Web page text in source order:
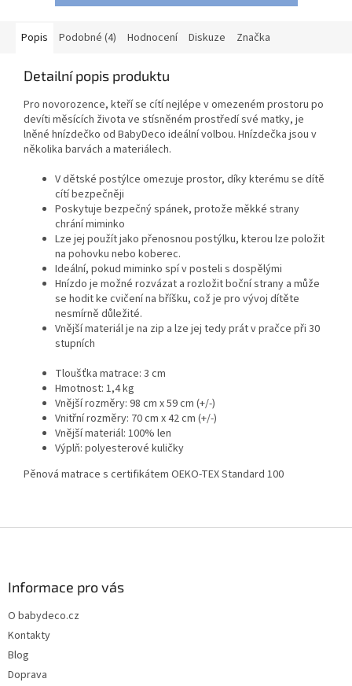
Popis Podobné (4) Hodnocení Diskuze Značka
Detailní popis produktu
Pro novorozence, kteří se cítí nejlépe v omezeném prostoru po
devíti měsících života ve stísněném prostředí své matky, je
lněné hnízdečko od BabyDeco ideální volbou. Hnízdečka jsou v
několika barvách a materiálech.
V dětské postýlce omezuje prostor, díky kterému se dítě
cítí bezpečněji
Poskytuje bezpečný spánek, protože měkké strany
chrání miminko
Lze jej použít jako přenosnou postýlku, kterou lze položit
na pohovku nebo koberec.
Ideální, pokud miminko spí v posteli s dospělými
Hnízdo je možné rozvázat a rozložit boční strany a může
se hodit ke cvičení na bříšku, což je pro vývoj dítěte
nesmírně důležité.
Vnější materiál je na zip a lze jej tedy prát v pračce při 30
stupních
Tloušťka matrace: 3 cm
Hmotnost: 1,4 kg
Vnější rozměry: 98 cm x 59 cm (+/-)
Vnitřní rozměry: 70 cm x 42 cm (+/-)
Vnější materiál: 100% len
Výplň: polyesterové kuličky
Pěnová matrace s certifikátem OEKO-TEX Standard 100
Informace pro vás
O babydeco.cz
Kontakty
Blog
Doprava